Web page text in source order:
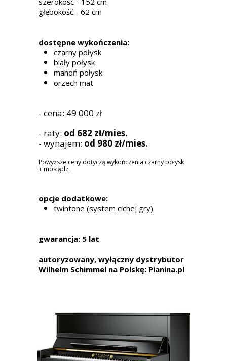
głębokość - 62 cm
dostępne wykończenia:
czarny połysk
biały połysk
mahoń połysk
orzech mat
- cena: 49 000 zł
- raty: od 682 zł/mies.
- wynajem: od 980 zł/mies.
Powyższe ceny dotyczą wykończenia czarny połysk
+ mosiądz.
opcje dodatkowe:
twintone (system cichej gry)
gwarancja: 5 lat
autoryzowany, wyłączny dystrybutor
Wilhelm Schimmel na Polskę: Pianina.pl